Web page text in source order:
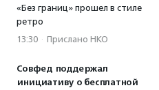
«Без границ» прошел в стиле
ретро
13:30 · Прислано НКО
Совфед поддержал
инициативу о бесплатной